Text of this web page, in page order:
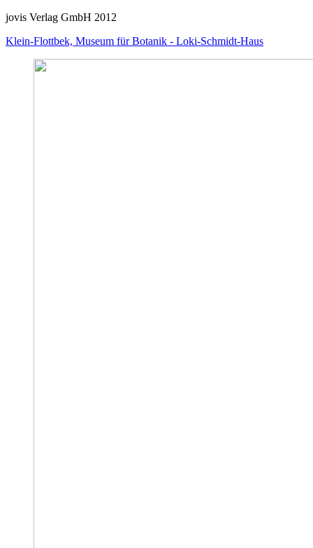
jovis Verlag GmbH 2012
Klein-Flottbek, Museum für Botanik - Loki-Schmidt-Haus